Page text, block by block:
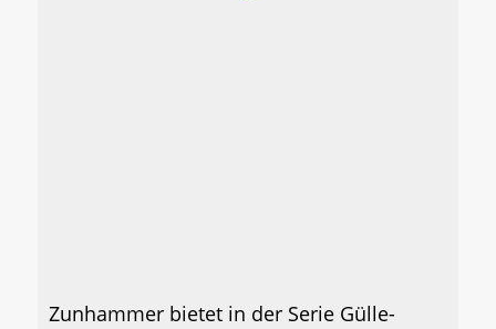
Zunhammer bietet in der Serie Gülle-